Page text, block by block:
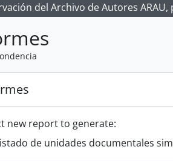
del Archivo de Autores
new report to generate:
de unidades documentales